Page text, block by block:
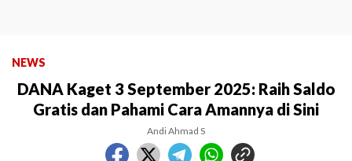
NEWS
DANA Kaget 3 September 2025: Raih Saldo
Gratis dan Pahami Cara Amannya di Sini
Andi Ahmad S